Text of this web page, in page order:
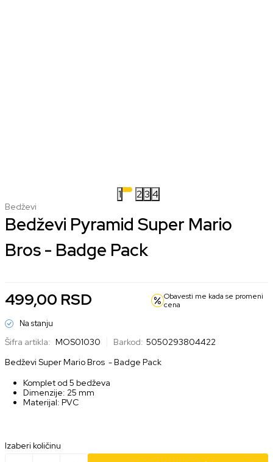
1 23 4
Bedževi
Bedževi Pyramid Super Mario
Bros - Badge Pack
499,00 RSD
Obavesti me kada se promeni
cena
Na stanju
Šifra artikla: MOS01030 Barkod: 5050293804422
Bedževi Super Mario Bros - Badge Pack
Komplet od 5 bedževa
Dimenzije: 25 mm
Materijal: PVC
Izaberi količinu